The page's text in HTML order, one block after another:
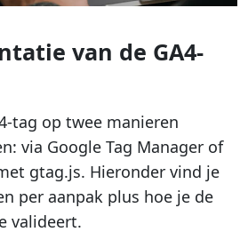
van de GA4-
tag op twee manieren
via Google Tag Manager of
gtag.js. Hieronder vind je
per aanpak plus hoe je de
valideert.